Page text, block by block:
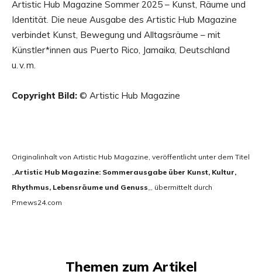
Artistic Hub Magazine Sommer 2025 – Kunst, Räume und
Identität. Die neue Ausgabe des Artistic Hub Magazine
verbindet Kunst, Bewegung und Alltagsräume – mit
Künstler*innen aus Puerto Rico, Jamaika, Deutschland
u. v. m.
Copyright Bild: © Artistic Hub Magazine
Originalinhalt von Artistic Hub Magazine, veröffentlicht unter dem Titel
„Artistic Hub Magazine: Sommerausgabe über Kunst, Kultur,
Rhythmus, Lebensräume und Genuss„, übermittelt durch
Prnews24.com
Themen zum Artikel